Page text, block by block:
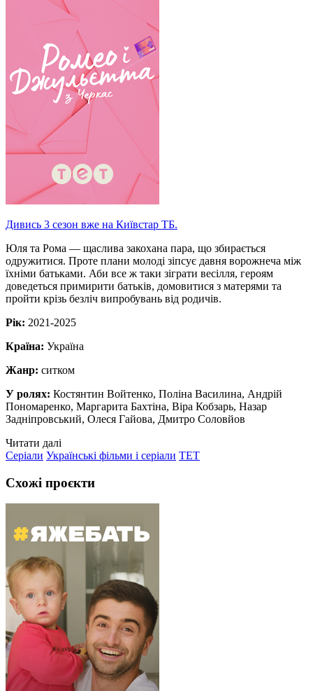
Дивись 3 сезон вже на Київстар ТБ.
Юля та Рома — щаслива закохана пара, що збирається
одружитися. Проте плани молоді зіпсує давня ворожнеча між
їхніми батьками. Аби все ж таки зіграти весілля, героям
доведеться примирити батьків, домовитися з матерями та
пройти крізь безліч випробувань від родичів.
Рік: 2021-2025
Країна: Україна
Жанр: ситком
У ролях: Костянтин Войтенко, Поліна Василина, Андрій
Пономаренко, Маргарита Бахтіна, Віра Кобзарь, Назар
Задніпровський, Олеся Гайова, Дмитро Соловйов
Читати далі
Серіали Українські фільми і серіали ТЕТ
Схожі проєкти